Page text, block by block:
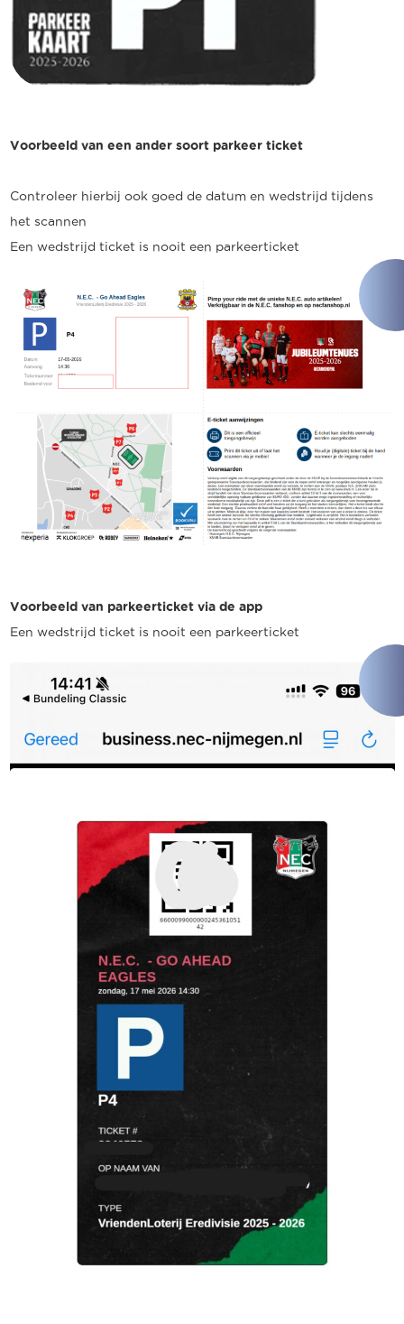
Voorbeeld van een ander soort parkeer ticket
Controleer hierbij ook goed de datum en wedstrijd tijdens
het scannen
Een wedstrijd ticket is nooit een parkeerticket
Voorbeeld van parkeerticket via de app
Een wedstrijd ticket is nooit een parkeerticket